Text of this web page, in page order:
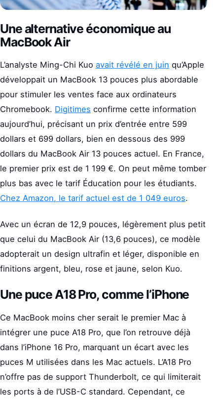
Une alternative économique au
MacBook Air
L’analyste Ming-Chi Kuo avait révélé en juin qu’Apple
développait un MacBook 13 pouces plus abordable
pour stimuler les ventes face aux ordinateurs
Chromebook. Digitimes confirme cette information
aujourd’hui, précisant un prix d’entrée entre 599
dollars et 699 dollars, bien en dessous des 999
dollars du MacBook Air 13 pouces actuel. En France,
le premier prix est de 1 199 €. On peut même tomber
plus bas avec le tarif Éducation pour les étudiants.
Chez Amazon, le tarif actuel est de 1 049 euros.
Avec un écran de 12,9 pouces, légèrement plus petit
que celui du MacBook Air (13,6 pouces), ce modèle
adopterait un design ultrafin et léger, disponible en
finitions argent, bleu, rose et jaune, selon Kuo.
Une puce A18 Pro, comme l’iPhone
Ce MacBook moins cher serait le premier Mac à
intégrer une puce A18 Pro, que l’on retrouve déjà
dans l’iPhone 16 Pro, marquant un écart avec les
puces M utilisées dans les Mac actuels. L’A18 Pro
n’offre pas de support Thunderbolt, ce qui limiterait
les ports à de l’USB-C standard. Cependant, ce